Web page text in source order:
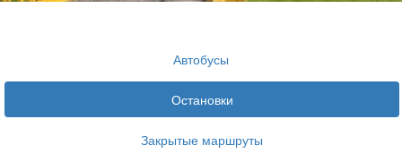
Автобусы
Остановки
Закрытые маршруты